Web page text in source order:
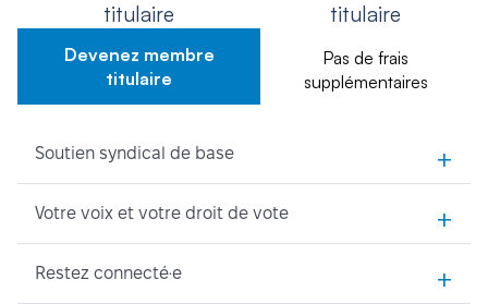
titulaire
Devenez membre
titulaire
titulaire
Pas de frais
supplémentaires
Soutien syndical de base +
Votre voix et votre droit de vote +
Restez connecté·e +